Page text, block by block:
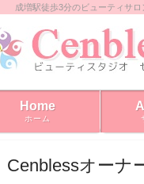
成増駅徒歩3分のビューティサ
Home
ホーム
Cenblessオーナ